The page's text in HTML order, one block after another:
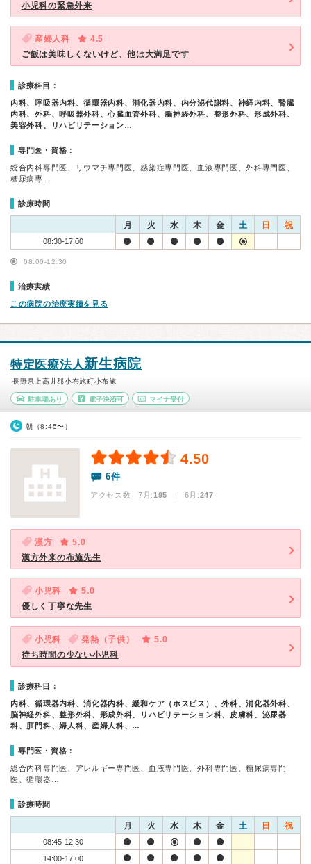
小児科の緊急外来
産婦人科
4.5
ご飯は美味しくないけど、他は大満足です
診療科目：
内科、呼吸器内科、循環器内科、消化器内科、内分泌代謝科、神経内科、腎臓
内科、外科、呼吸器外科、心臓血管外科、脳神経外科、整形外科、形成外科、
美容外科、リハビリテーション…
専門医・資格：
総合内科専門医、リウマチ専門医、感染症専門医、血液専門医、外科専門医、
糖尿病専…
診療時間
月 火 水 木 金 土 日 祝
08:30-17:00
08:00-12:30
治療実績
この病院の治療実績を見る
特定医療法人新生病院
長野県上高井郡小布施町小布施
駐車場あり 電子決済可 マイナ受付
朝（8:45〜）
4.50
6件
アクセス数 7月:195 | 6月:247
漢方
5.0
漢方外来の布施先生
小児科
5.0
優しく丁寧な先生
小児科 発熱（子供）
5.0
待ち時間の少ない小児科
診療科目：
内科、循環器内科、消化器内科、緩和ケア（ホスピス）、外科、消化器外科、
脳神経外科、整形外科、形成外科、リハビリテーション科、皮膚科、泌尿器
科、肛門科、婦人科、産婦人科、…
専門医・資格：
総合内科専門医、アレルギー専門医、血液専門医、外科専門医、糖尿病専門
医、循環器…
診療時間
月 火 水 木 金 土 日 祝
08:45-12:30
14:00-17:00